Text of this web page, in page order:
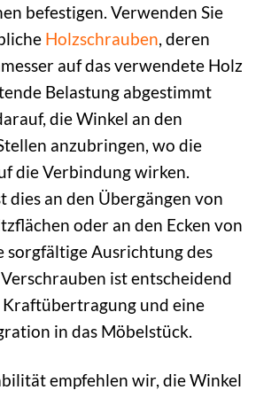
befestigen. Verwenden Sie
Holzschrauben, deren
auf das verwendete Holz
Belastung abgestimmt
die Winkel an den
anzubringen, wo die
die Verbindung wirken.
dies an den Übergängen von
oder an den Ecken von
sorgfältige Ausrichtung des
ist entscheidend
und eine
in das Möbelstück.
empfehlen wir, die Winkel